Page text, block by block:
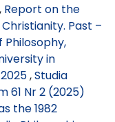
Report on the
Past –
Philosophy,
in
,Studia
61 Nr 2 (2025)
the 1982